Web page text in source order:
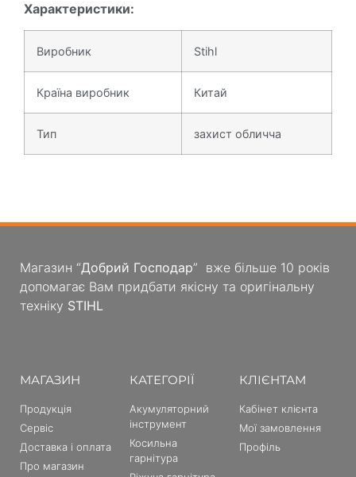
Характеристики:
Виробник Stihl
Країна виробник Китай
Тип захист обличча
Магазин “Добрий Господар” вже більше 10 років
допомагає Вам придбати якісну та оригінальну
техніку STIHL
МАГАЗИН
Продукція
Сервіс
Доставка і оплата
Про магазин
КАТЕГОРІЇ
Акумуляторний
інструмент
Косильна
гарнітура
КЛІЄНТАМ
Кабінет клієнта
Мої замовлення
Профіль